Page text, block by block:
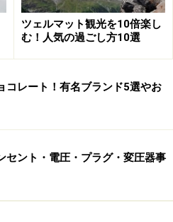
ツェルマット観光を10倍楽し
む！人気の過ごし方10選
コレート！有名ブランド5選やお
セント・電圧・プラグ・変圧器事